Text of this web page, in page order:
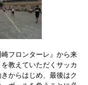
フロンターレ』から来
教えていただくサッカ
からはじめ、最後はク